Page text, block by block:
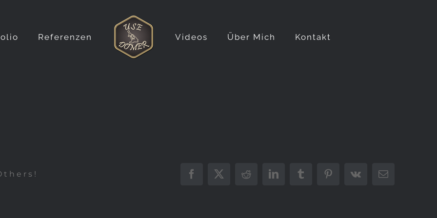
Referenzen Videos Über Mich Kontakt
Facebook
X Reddit LinkedInTumblrPinterest
Vk
E-